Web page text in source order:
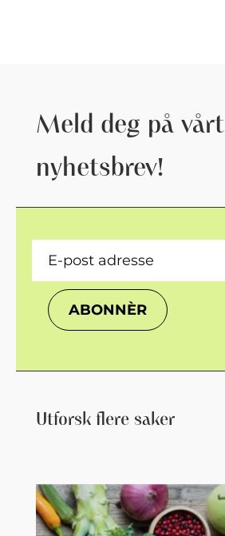
Meld deg på vårt
nyhetsbrev!
ABONNÈR
Utforsk flere saker